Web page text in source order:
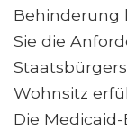
Behinderung
Sie die
Wohnsitz
Die